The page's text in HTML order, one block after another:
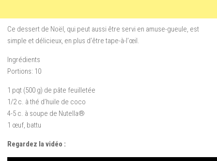
Ce dessert de Noël, qui peut aussi être servi en amuse-gueule, est
simple et délicieux, en plus d’être tape-à-l’œil.
Ingrédients
Portions: 10
1 pqt (500 g) de pâte feuilletée
1/2 c. à thé d’huile de coco
4-5 c. à soupe de Nutella®
1 œuf, battu
Regardez la vidéo :